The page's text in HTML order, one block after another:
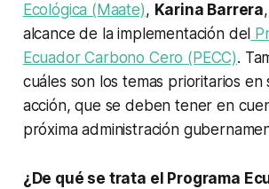
Ecológica (Maate), Karina Barrera
alcance de la implementación del
Ecuador Carbono Cero (PECC).
cuáles son los temas prioritarios en
acción, que se deben tener en
próxima administración
¿De qué se trata el Programa